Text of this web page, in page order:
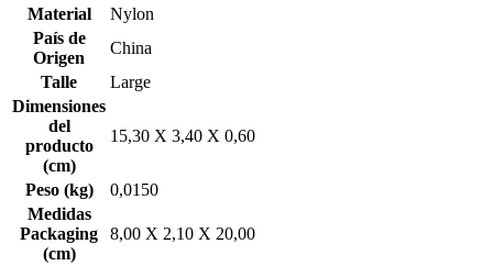
Material
Nylon
País de
Origen
China
Talle
Large
Dimensiones
del
producto
(cm)
15,30 X 3,40 X 0,60
Peso (kg)
0,0150
Medidas
Packaging
(cm)
8,00 X 2,10 X 20,00